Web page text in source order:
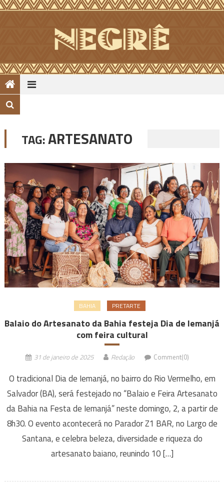
Skip
TAG:ARTESANATO
BAHIA PRETARTE
Balaio do Artesanato da Bahia festeja Dia de Iemanjá
com feira cultural
31 de janeiro de 2025 Redação Comment(0)
O tradicional Dia de Iemanjá, no bairro do Rio Vermelho, em
Salvador (BA), será festejado no “Balaio e Feira Artesanato
da Bahia na Festa de Iemanjá” neste domingo, 2, a partir de
8h30. O evento acontecerá no Parador Z1 BAR, no Largo de
Santana, e celebra beleza, diversidade e riqueza do
artesanato baiano, reunindo 10 […]